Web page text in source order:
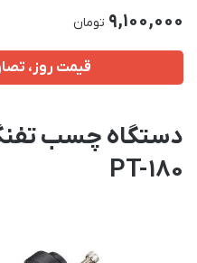
9,100,000 تومان
قیمت روز،
دستگاه چسب
PT-180